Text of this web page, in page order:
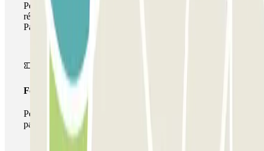
Pendant votre séjour, vous pouvez utiliser l'ensemble du
réseau de parkings de cet opérateur disponible sur
Parclick.
Forfait illimité
Pendant votre séjour, vous pouvez entrer et sortir du
parking aussi souvent que vous le souhaitez.